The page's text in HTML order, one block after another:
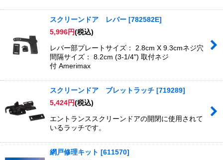
スクリーンドア レバー [782582E]
5,996円(税込)
レバー部プレートサイズ： 2.8cm X 9.3cmネジ穴
間隔サイズ： 8.2cm (3-1/4") 取付ネジ
付 Amerimax
スクリーンドア ブレットラッチ [719289]
5,424円(税込)
エントランススクリーンドアの開閉に使用されて
いるラッチです。
網戸修理キット [611570]